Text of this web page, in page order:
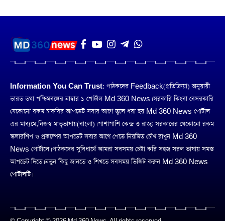
Information You Can Trust: পাঠকদের Feedback(প্রতিক্রিয়া) অনুয়ায়ী
ভারত তথা পশ্চিমবঙ্গের নাম্বার ১ পোর্টাল Md 360 News। সরকারি কিংবা বেসরকারি
যেকোনো রকম চাকরির আপডেট সবার আগে তুলে ধরা হয় Md 360 News পোর্টাল
এর মাধ্যমে,নিজস্ব মাতৃভাষায়(বাংলা)। পাশাপাশি কেন্দ্র ও রাজ্য সরকারের যেকোনো রকম
স্কলারশিপ ও প্রকল্পের আপডেট সবার আগে পেতে নিয়মিত চোঁখ রাখুন Md 360
News পোর্টালে। পাঠকদের সুবিধার্থে আমরা সবসময় চেষ্টা করি সহজ সরল ভাষায় সমস্ত
আপডেট দিতে। নতুন কিছু জানতে ও শিখতে সবসময় ভিজিট করুন Md 360 News
পোর্টালটি।